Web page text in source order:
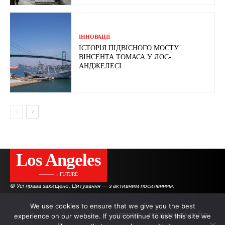
ІННОВАЦІЇ
ІСТОРІЯ ПІДВІСНОГО МОСТУ
ВІНСЕНТА ТОМАСА У ЛОС-
АНДЖЕЛЕСІ
Los Angeles
———→ FUTURE
© Усі права захищено. Цитування — з активним посиланням.
АВТОРИ РЕКЛАМА НА САЙТІ
We use cookies to ensure that we give you the best
experience on our website. If you continue to use this site we